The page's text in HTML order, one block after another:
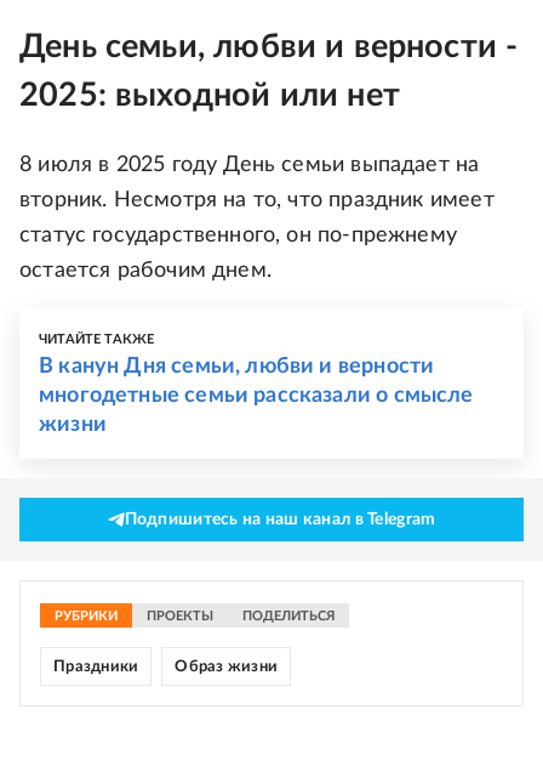
День семьи, любви и верности -
2025: выходной или нет
8 июля в 2025 году День семьи выпадает на
вторник. Несмотря на то, что праздник имеет
статус государственного, он по-прежнему
остается рабочим днем.
ЧИТАЙТЕ ТАКЖЕ
В канун Дня семьи, любви и верности
многодетные семьи рассказали о смысле
жизни
Подпишитесь на наш канал в Telegram
РУБРИКИ ПРОЕКТЫ ПОДЕЛИТЬСЯ
Праздники Образ жизни